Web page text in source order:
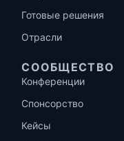
Готовые решения
Отрасли
СООБЩЕСТВО
Конференции
Спонсорство
Кейсы